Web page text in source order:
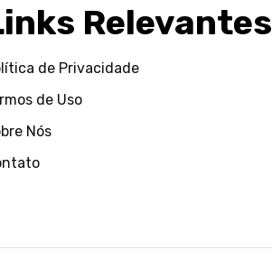
Relevantes
de Privacidade
de Uso
Nós